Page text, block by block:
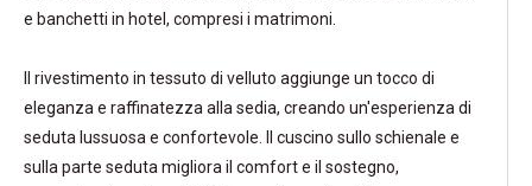
e banchetti in hotel, compresi i matrimoni.
Il rivestimento in tessuto di velluto aggiunge un tocco di
eleganza e raffinatezza alla sedia, creando un'esperienza di
seduta lussuosa e confortevole. Il cuscino sullo schienale e
sulla parte seduta migliora il comfort e il sostegno,